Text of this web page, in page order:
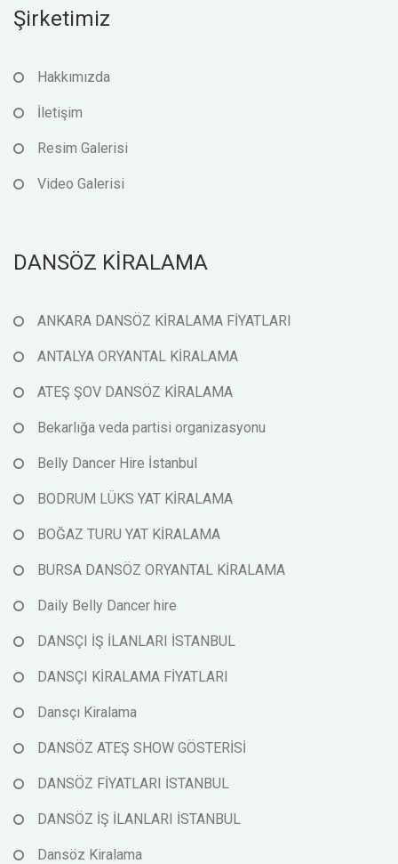
Şirketimiz
Hakkımızda
İletişim
Resim Galerisi
Video Galerisi
DANSÖZ KİRALAMA
ANKARA DANSÖZ KİRALAMA FİYATLARI
ANTALYA ORYANTAL KİRALAMA
ATEŞ ŞOV DANSÖZ KİRALAMA
Bekarlığa veda partisi organizasyonu
Belly Dancer Hire İstanbul
BODRUM LÜKS YAT KİRALAMA
BOĞAZ TURU YAT KİRALAMA
BURSA DANSÖZ ORYANTAL KİRALAMA
Daily Belly Dancer hire
DANSÇI İŞ İLANLARI İSTANBUL
DANSÇI KİRALAMA FİYATLARI
Dansçı Kiralama
DANSÖZ ATEŞ SHOW GÖSTERİSİ
DANSÖZ FİYATLARI İSTANBUL
DANSÖZ İŞ İLANLARI İSTANBUL
Dansöz Kiralama